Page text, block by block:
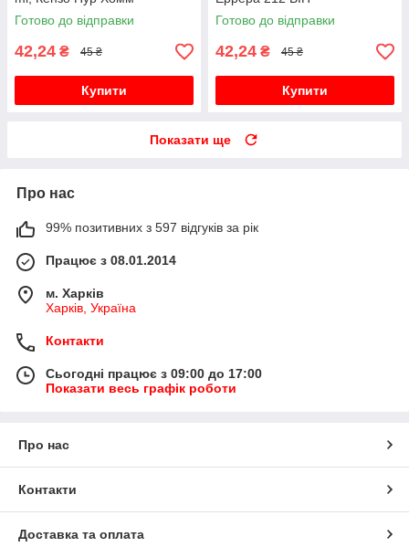
Готово до відправки
42,24 ₴ 45 ₴
Купити
Готово до відправки
42,24 ₴ 45 ₴
Купити
Показати ще
Про нас
99% позитивних з 597 відгуків за рік
Працює з 08.01.2014
м. Харків
Харків, Україна
Контакти
Сьогодні працює з 09:00 до 17:00
Показати весь графік роботи
Про нас
Контакти
Доставка та оплата